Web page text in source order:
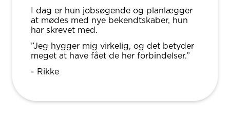
I dag er hun jobsøgende og planlægger
at mødes med nye bekendtskaber, hun
har skrevet med.
”Jeg hygger mig virkelig, og det betyder
meget at have fået de her forbindelser.”
- Rikke